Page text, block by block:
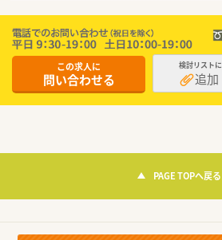
この求人に
問い合わせる
検討リストに
追加
PAGE TOPへ戻る